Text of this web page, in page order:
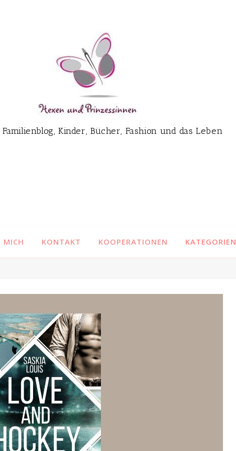
Familienblog, Kinder, Bücher, Fashion und das Leben
MICH KONTAKT KOOPERATIONEN KATEGORIEN